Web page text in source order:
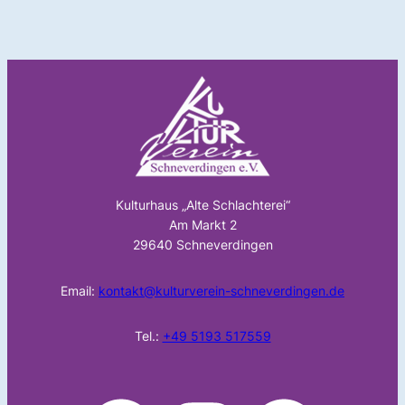
Kulturhaus „Alte Schlachterei“
Am Markt 2
29640 Schneverdingen
Email: kontakt@kulturverein-schneverdingen.de
Tel.: +49 5193 517559